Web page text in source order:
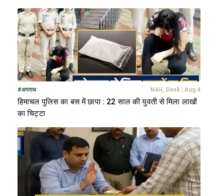
#अपराध N4H_Desk | Aug 4
हिमाचल पुलिस का बस में छापा : 22 साल की युवती से मिला लाखों
का चिट्टा